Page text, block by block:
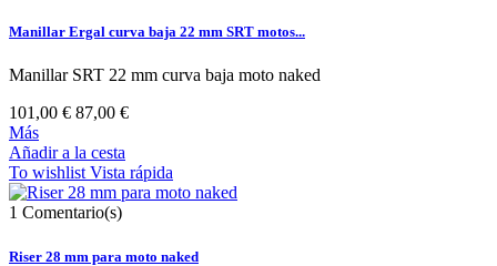
Manillar Ergal curva baja 22 mm SRT motos...
Manillar SRT 22 mm curva baja moto naked
101,00 € 87,00 €
Más
Añadir a la cesta
To wishlist Vista rápida
1 Comentario(s)
Riser 28 mm para moto naked